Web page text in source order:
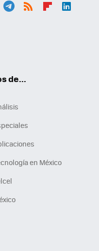
de...
en México